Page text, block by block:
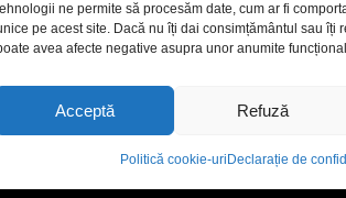
ne permite să procesăm date, cum ar fi
pe acest site. Dacă nu îți dai consimțământul sau îți
avea afecte negative asupra unor anumite
Acceptă Refuză
Politică cookie-uri Declarație de
conditii